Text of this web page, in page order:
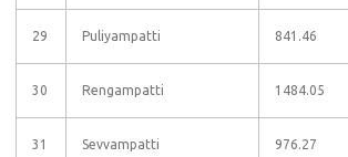
29 Puliyampatti 841.46
30 Rengampatti 1484.05
31 Sevvampatti 976.27